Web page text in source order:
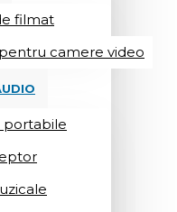
filmat
camere video
portabile